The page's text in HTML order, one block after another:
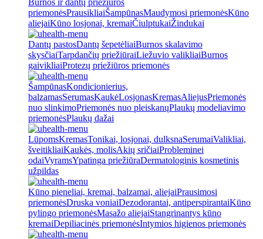
Burnos ir dantų priežiūros
priemonėsPrausikliaiŠampūnasMaudymosi priemonėsKūno
aliejaiKūno losjonai, kremaiČiulptukaiŽindukai
Dantų pastosDantų šepetėliaiBurnos skalavimo
skysčiaiTarpdančių priežiūraiLiežuvio valikliaiBurnos
gaivikliaiProtezų priežiūros priemonės
ŠampūnasKondicionierius,
balzamasSerumasKaukėLosjonasKremasAliejusPriemonės
nuo slinkimoPriemonės nuo pleiskanųPlaukų modeliavimo
priemonėsPlaukų dažai
LūpomsKremasTonikai, losjonai, dulksnaSerumaiValikliai,
šveitikliaiKaukės, molisAkių sričiaiProbleminei
odaiVyramsYpatinga priežiūraDermatologinis kosmetinis
užpildas
Kūno pieneliai, kremai, balzamai, aliejaiPrausimosi
priemonėsDruska voniaiDezodorantai, antiperspirantaiKūno
pylingo priemonėsMasažo aliejaiStangrinantys kūno
kremaiDepiliacinės priemonėsIntymios higienos priemonės